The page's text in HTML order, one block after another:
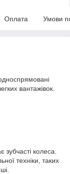
Оплата Умови
вантажівок.
зубчасті колеса.
техніки, таких